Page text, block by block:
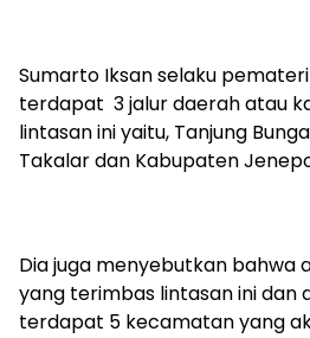
Sumarto Iksan selaku
terdapat 3 jalur daerah atau
lintasan ini yaitu, Tanjung
Takalar dan Kabupaten
Dia juga menyebutkan bahwa
yang terimbas lintasan ini dan
terdapat 5 kecamatan yang